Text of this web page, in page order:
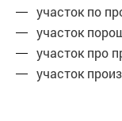
участок по
участок
участок про
участок